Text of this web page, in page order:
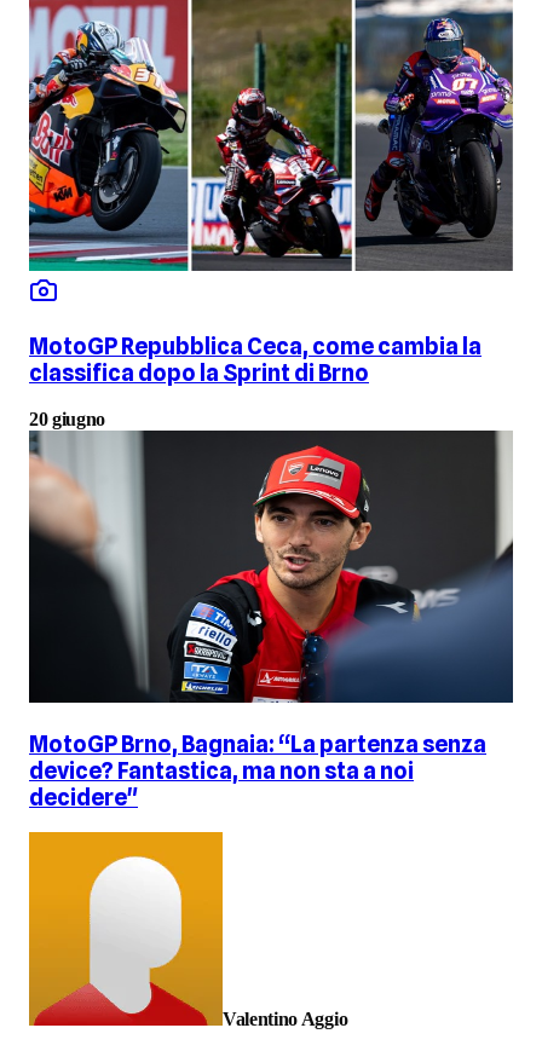
MotoGP Repubblica Ceca, come cambia la
classifica dopo la Sprint di Brno
20 giugno
MotoGP Brno, Bagnaia: “La partenza senza
device? Fantastica, ma non sta a noi
decidere"
Valentino Aggio